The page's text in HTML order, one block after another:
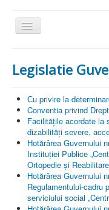
Comută
navigarea
Despre noi
Activitati
Social
Proiecte
Actiuni de caritate
Legislatie
Scrisori de multumire
Legislatie
Сu privire la
Conventia privind
Facilitățile acordate la
dizabilităţi severe,
Hotărârea Guvernului
Instituției Publice
Ortopedie și
Hotărârea Guvernului
Regulamentului-cadru
serviciului social